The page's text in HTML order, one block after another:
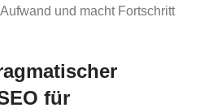
und macht Fortschritt
für